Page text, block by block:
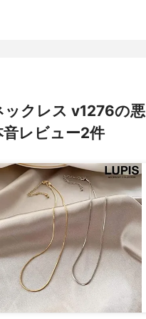
クレス v1276の悪
レビュー2件